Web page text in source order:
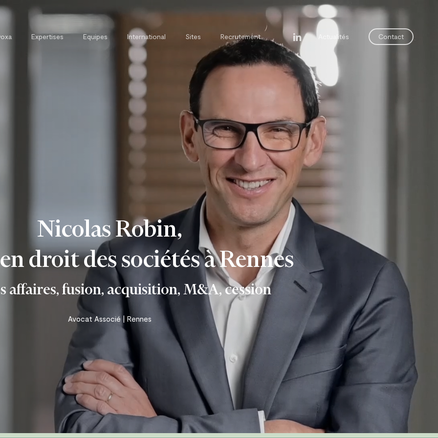
Expertises
Direction Juridique Externalisée
Equipes International Sites Recrutement linkedin Actualités Contact
Nicolas Robin,
droit des sociétés à Rennes
affaires, fusion, acquisition, M&A, cession
Avocat Associé | Rennes